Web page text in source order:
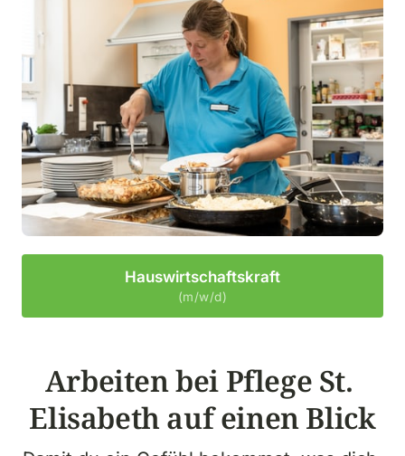
Hauswirtschaftskraft
(m/w/d)
Arbeiten bei Pflege St.
Elisabeth auf einen Blick